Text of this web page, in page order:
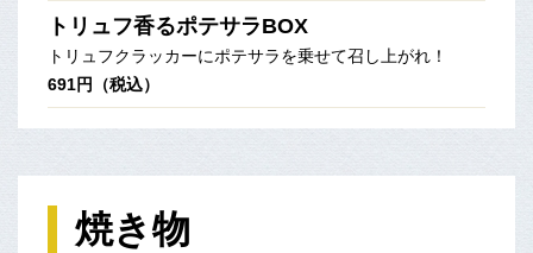
トリュフ香るポテサラBOX
トリュフクラッカーにポテサラを乗せて召し上がれ！
691円（税込）
焼き物